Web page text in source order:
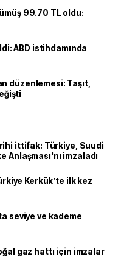
99.70 TL oldu:
ABD istihdamında
düzenlemesi: Taşıt,
ittifak: Türkiye, Suudi
imzaladı
Kerkük’te ilk kez
seviye ve kademe
gaz hattı için imzalar